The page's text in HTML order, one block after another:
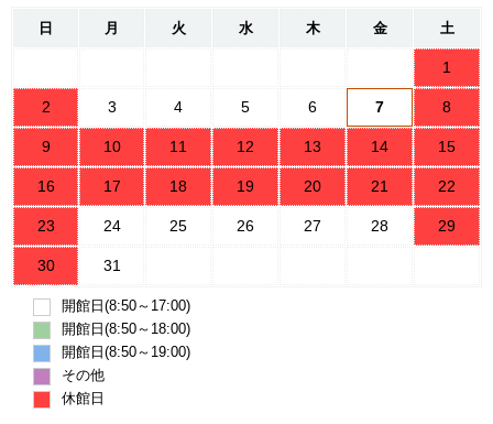
日 月 火 水 木 金 土
1
2 3 4 5 6 7 8
9 10 11 12 13 14 15
16 17 18 19 20 21 22
23 24 25 26 27 28 29
30 31
開館日(8:50～17:00)
開館日(8:50～18:00)
開館日(8:50～19:00)
その他
休館日